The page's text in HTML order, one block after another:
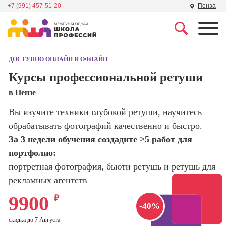
+7 (991) 457-51-20 Пенза
Школа дизайна
программирования
Школа психологии
Школа актерского
мастерства
Школа бизнеса и
управления
поисковой
продвижение
сайтов)
Профессия
маркетингу в
социальных
сетях (SMM-
ДОСТУПНО ОНЛАЙН И ОФЛАЙН
Курсы профессиональной ретуши
в Пензе
Вы изучите техники глубокой ретуши, научитесь
обрабатывать фотографий качественно и быстро.
За 3 недели обучения создадите >5 работ для
портфолио:
портретная фотография, бьюти ретушь и ретушь для
рекламных агентств
-40%
9900 ₽
скидка до 7 Августа